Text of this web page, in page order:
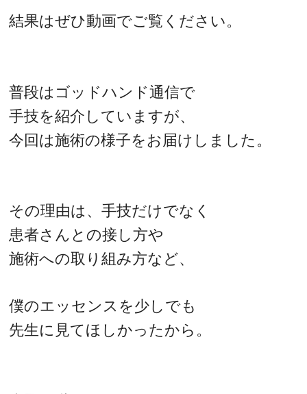
結果はぜひ動画でご覧ください。
普段はゴッドハンド通信で
手技を紹介していますが、
今回は施術の様子をお届けしました。
その理由は、手技だけでなく
患者さんとの接し方や
施術への取り組み方など、
僕のエッセンスを少しでも
先生に見てほしかったから。